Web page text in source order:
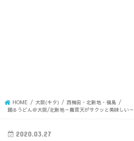
HOME 大阪(キタ)
西梅田・北新地・福島
踊るうどん＠大阪/北新地～舞茸天がサクッと美味しい～
2020.03.27